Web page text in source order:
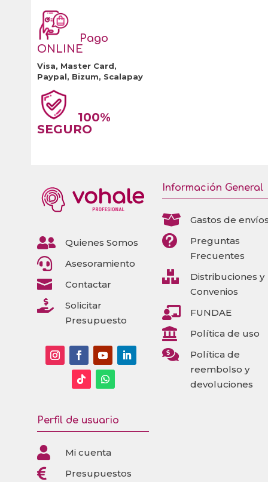
Pago
ONLINE
Visa, Master Card,
Paypal, Bizum, Scalapay
100%
SEGURO
 Quienes Somos
 Asesoramiento
 Contactar

Solicitar
Presupuesto
Información General
 Gastos de

Preguntas
Frecuentes

Distribuciones y
Convenios
 FUNDAE
 Política de uso

Política de
reembolso y
devoluciones
Perfil de usuario
 Mi cuenta
 Presupuestos